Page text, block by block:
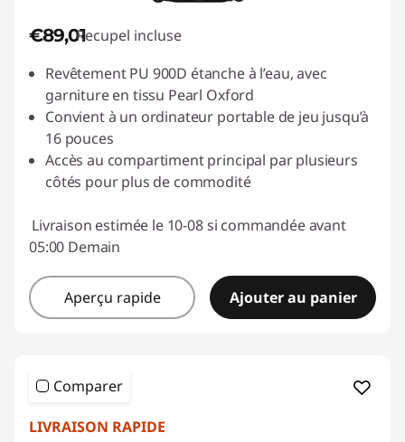
€89,01Recupel incluse
Revêtement PU 900D étanche à l’eau, avec
garniture en tissu Pearl Oxford
Convient à un ordinateur portable de jeu jusqu’à
16 pouces
Accès au compartiment principal par plusieurs
côtés pour plus de commodité
Livraison estimée le 10-08 si commandée avant
05:00 Demain
Aperçu rapide Ajouter au panier
Comparer
LIVRAISON RAPIDE